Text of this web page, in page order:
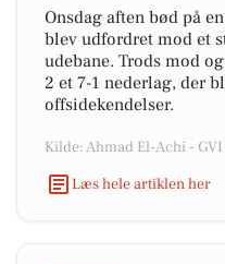
Onsdag aften bød på
blev udfordret mod et
udebane. Trods mod
2 et 7-1 nederlag, der
offsidekendelser.
Kilde: Ahmad El-Achi - GVI
Læs hele artiklen her